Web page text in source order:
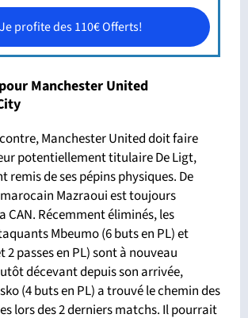
Je profite des 110€ Offerts!
Manchester United
Manchester United doit faire
potentiellement titulaire De Ligt,
remis de ses pépins physiques. De
Mazraoui est toujours
CAN. Récemment éliminés, les
Mbeumo (6 buts en PL) et
2 passes en PL) sont à nouveau
décevant depuis son arrivée,
(4 buts en PL) a trouvé le chemin des
lors des 2 derniers matchs. Il pourrait